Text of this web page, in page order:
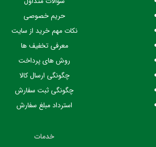
حریم خصوصی
نکات مهم خرید از سایت
معرفی تخفیف ها
روش های پرداخت
چگونگی ارسال کالا
چگونگی ثبت سفارش
استرداد مبلغ سفارش
خدمات